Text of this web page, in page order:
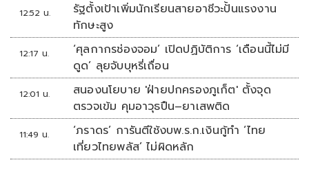
12:52 น.
รัฐตั้งเป้าเพิ่มนักเรียนสายอาชีวะปั้นแรงงาน
ทักษะสูง
12:17 น.
‘ศุลกากรช่องจอม’ เปิดปฏิบัติการ ‘เดือนนี้ไม่มี
ดูด’ ลุยจับบุหรี่เถื่อน
12:01 น.
สนองนโยบาย 'ฝ่ายปกครองภูเก็ต' ตั้งจุด
ตรวจเข้ม คุมอาวุธปืน–ยาเสพติด
11:49 น.
‘ภราดร’ การันตีใช้งบพ.ร.ก.เงินกู้ทำ ‘ไทย
เที่ยวไทยพลัส’ ไม่ผิดหลัก